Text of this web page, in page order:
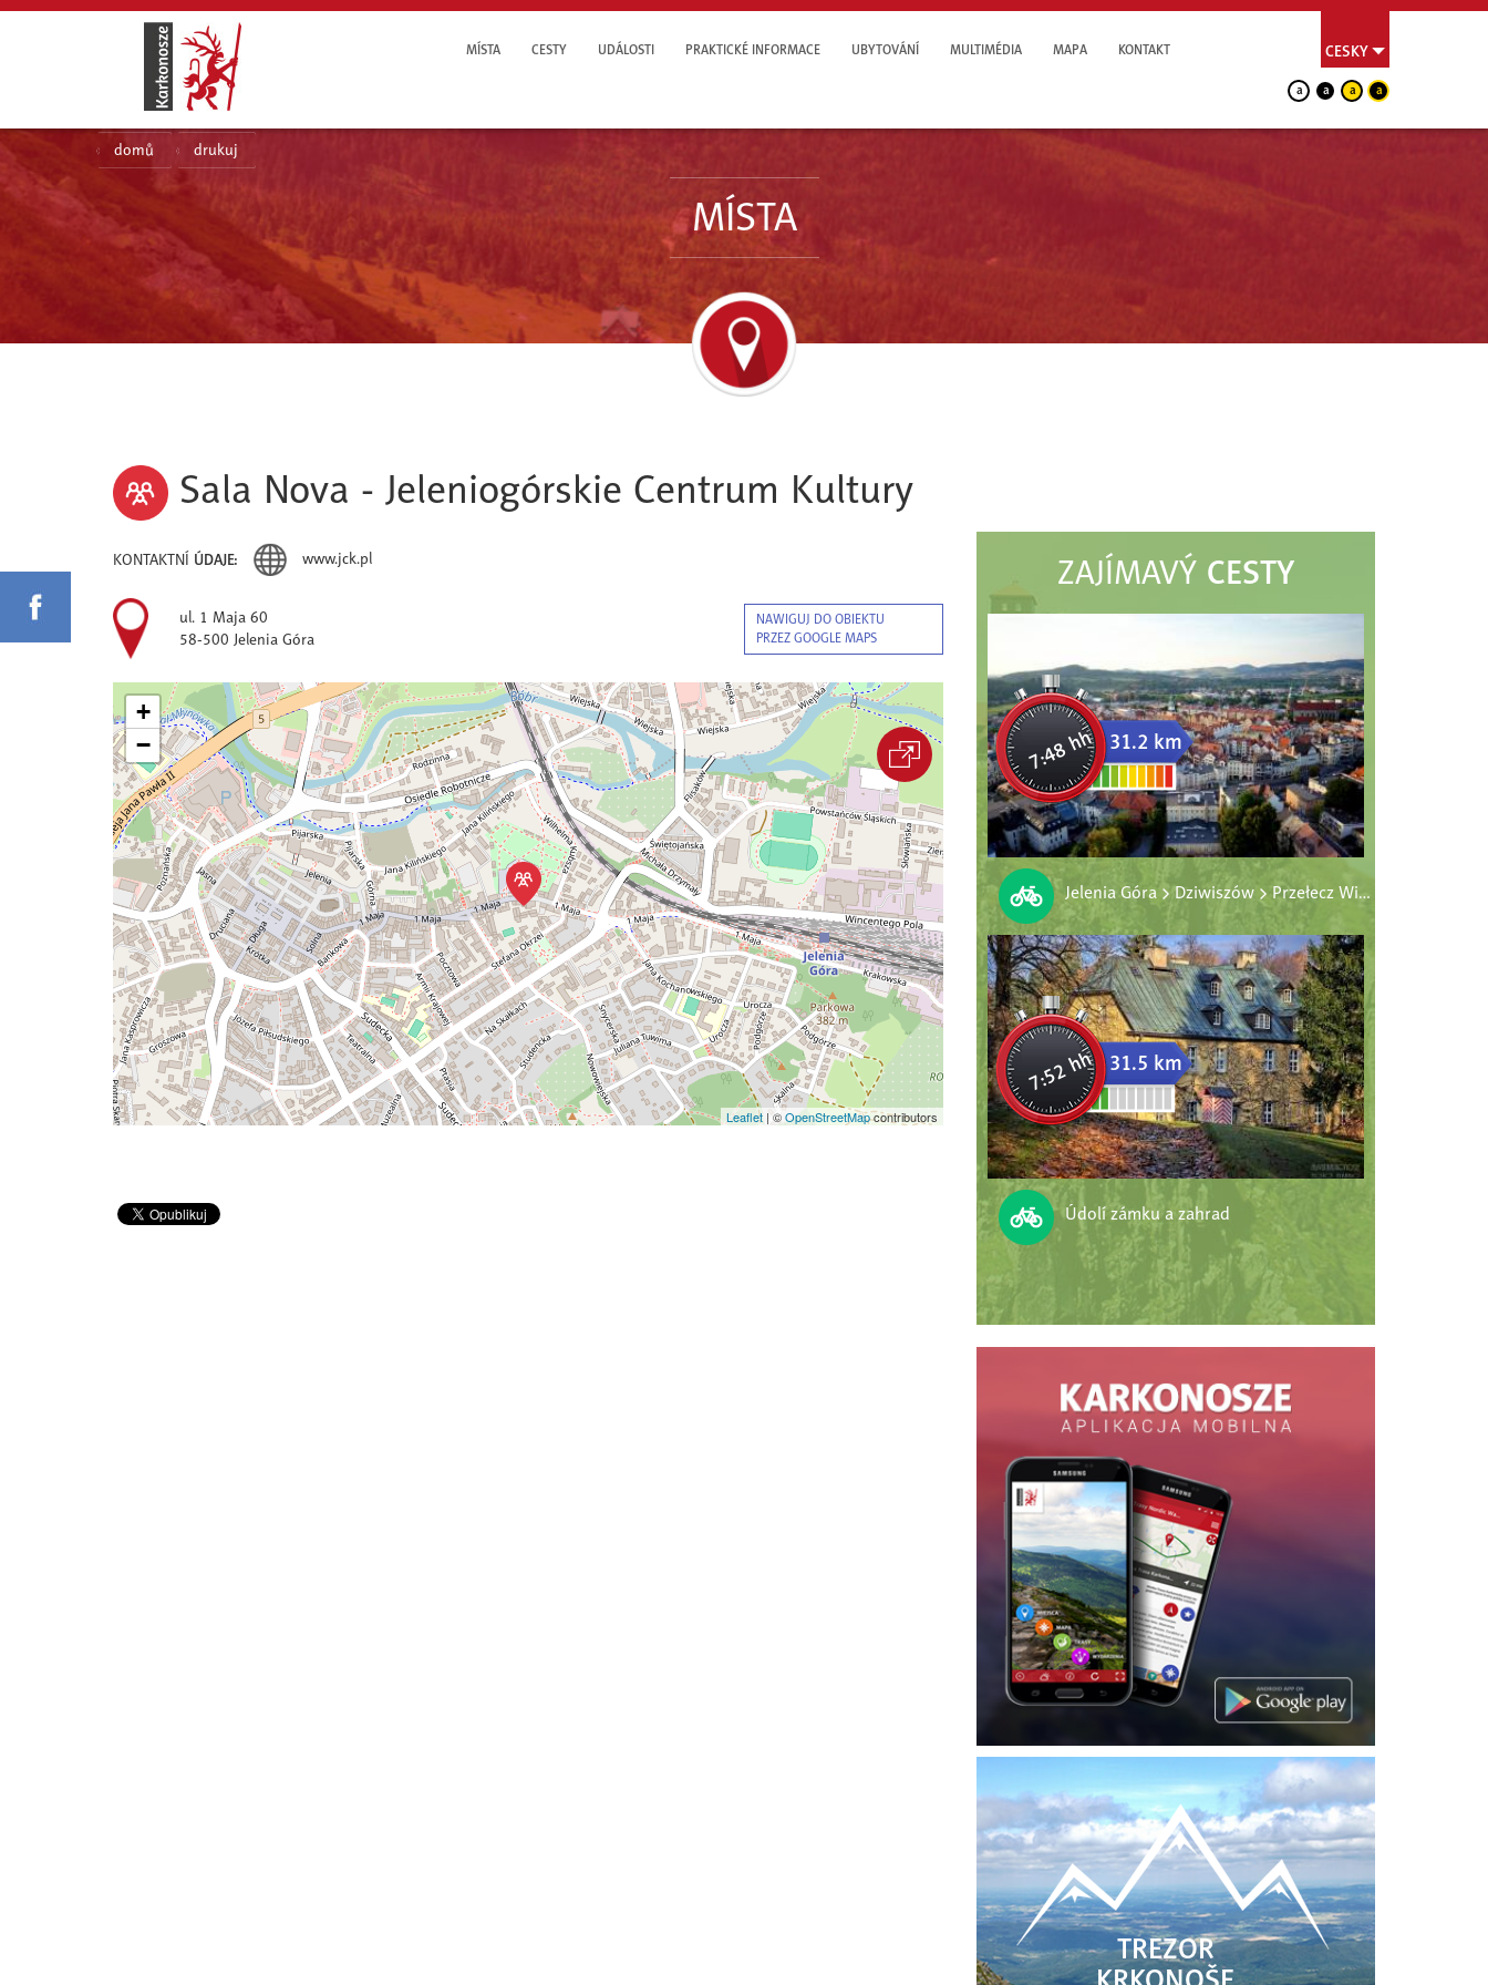
CESKY
a a a a
MÍSTA CESTY UDÁLOSTI PRAKTICKÉ INFORMACE UBYTOVÁNÍ MULTIMÉDIA MAPA KONTAKT
domů drukuj
MÍSTA
Sala Nova - Jeleniogórskie Centrum Kultury
KONTAKTNÍ ÚDAJE: www.jck.pl
ul. 1 Maja 60
58-500 Jelenia Góra
NAWIGUJ DO OBIEKTU
PRZEZ GOOGLE MAPS
+
−
Leaflet |©OpenStreetMapcontributors
ZAJÍMAVÝ CESTY
7:48 hh 31.2 km
Jelenia Góra > Dziwiszów > Przełecz Widok > Komarno > Maciejowa
7:52 hh 31.5 km
Údolí zámku a zahrad
TREZOR